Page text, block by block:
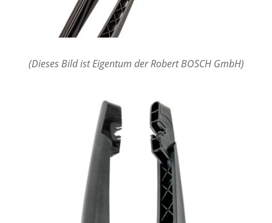
(Dieses Bild ist Eigentum der Robert BOSCH GmbH)